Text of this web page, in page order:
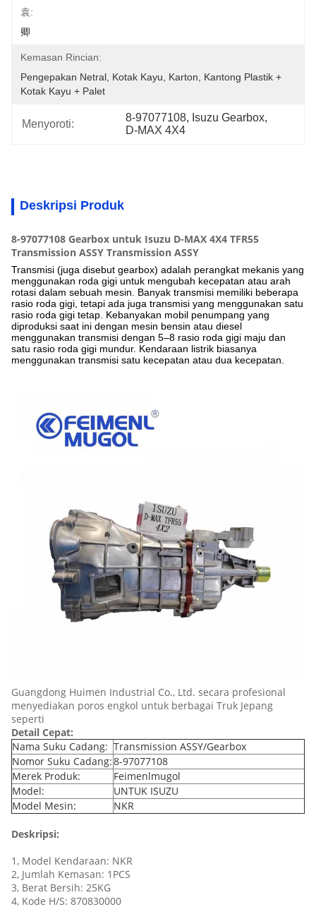
袁:
卿
Kemasan Rincian:
Pengepakan Netral, Kotak Kayu, Karton, Kantong Plastik +
Kotak Kayu + Palet
Menyoroti:
8-97077108, Isuzu Gearbox,
D-MAX 4X4
Deskripsi Produk
8-97077108 Gearbox untuk Isuzu D-MAX 4X4 TFR55
Transmission ASSY Transmission ASSY
Transmisi (juga disebut gearbox) adalah perangkat mekanis yang
menggunakan roda gigi untuk mengubah kecepatan atau arah
rotasi dalam sebuah mesin
Banyak transmisi memiliki beberapa
rasio roda gigi , tetapi ada juga transmisi yang menggunakan satu
rasio roda gigi tetap. Kebanyakan mobil penumpang yang
diproduksi saat ini dengan mesin bensin atau diesel
menggunakan transmisi dengan 5–8 rasio roda gigi maju dan
satu rasio roda gigi mundur. Kendaraan listrik biasanya
menggunakan transmisi satu kecepatan atau dua kecepatan.
Guangdong Huimen Industrial Co., Ltd. secara profesional
menyediakan poros engkol untuk berbagai Truk Jepang
seperti
Detail Cepat:
Nama Suku Cadang: Transmission ASSY/Gearbox
Nomor Suku Cadang:8-97077108
Merek Produk:
Feimenlmugol
Model:
UNTUK ISUZU
Model Mesin:
NKR
Deskripsi:
1, Model Kendaraan: NKR
2, Jumlah Kemasan: 1PCS
3, Berat Bersih: 25KG
4, Kode H/S: 870830000